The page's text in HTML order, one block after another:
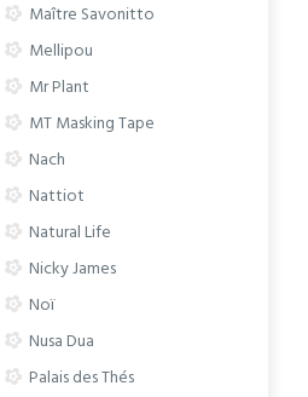
Maître Savonitto
Mellipou
Mr Plant
MT Masking Tape
Nach
Nattiot
Natural Life
Nicky James
Noï
Nusa Dua
Palais des Thés